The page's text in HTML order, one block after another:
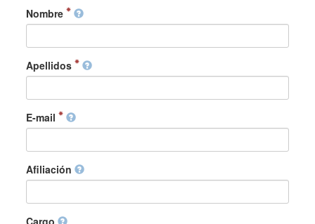
Nombre
Apellidos
E-mail
Afiliación
Cargo